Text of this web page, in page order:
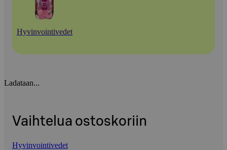
Hyvinvointivedet
Ladataan...
Vaihtelua ostoskoriin
Hyvinvointivedet